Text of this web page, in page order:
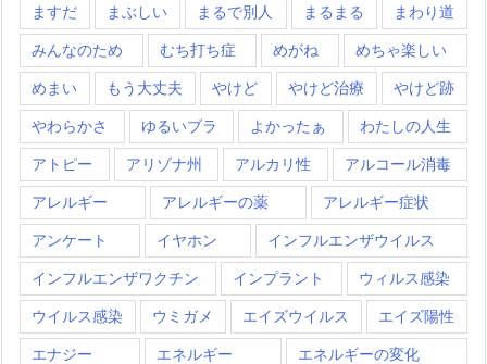
ますだ まぶしい まるで別人 まるまる まわり道
みんなのため むち打ち症 めがね めちゃ楽しい
めまい もう大丈夫 やけど やけど治療 やけど跡
やわらかさ ゆるいブラ よかったぁ わたしの人生
アトピー アリゾナ州 アルカリ性 アルコール消毒
アレルギー アレルギーの薬 アレルギー症状
アンケート イヤホン インフルエンザウイルス
インフルエンザワクチン インプラント ウィルス感染
ウイルス感染 ウミガメ エイズウイルス エイズ陽性
エナジー エネルギー エネルギーの変化